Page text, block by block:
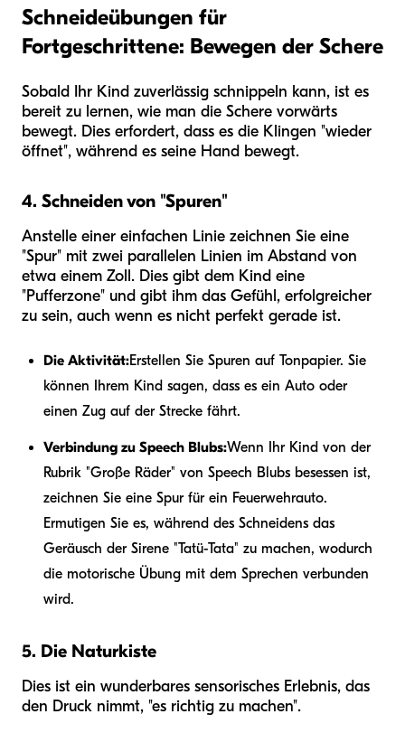
Schneideübungen für
Fortgeschrittene: Bewegen der Schere
Sobald Ihr Kind zuverlässig schnippeln kann, ist es
bereit zu lernen, wie man die Schere vorwärts
bewegt. Dies erfordert, dass es die Klingen "wieder
öffnet", während es seine Hand bewegt.
4. Schneiden von "Spuren"
Anstelle einer einfachen Linie zeichnen Sie eine
"Spur" mit zwei parallelen Linien im Abstand von
etwa einem Zoll. Dies gibt dem Kind eine
"Pufferzone" und gibt ihm das Gefühl, erfolgreicher
zu sein, auch wenn es nicht perfekt gerade ist.
Die Aktivität:Erstellen Sie Spuren auf Tonpapier. Sie
können Ihrem Kind sagen, dass es ein Auto oder
einen Zug auf der Strecke fährt.
Verbindung zu Speech Blubs:Wenn Ihr Kind von der
Rubrik "Große Räder" von Speech Blubs besessen ist,
zeichnen Sie eine Spur für ein Feuerwehrauto.
Ermutigen Sie es, während des Schneidens das
Geräusch der Sirene "Tatü-Tata" zu machen, wodurch
die motorische Übung mit dem Sprechen verbunden
wird.
5. Die Naturkiste
Dies ist ein wunderbares sensorisches Erlebnis, das
den Druck nimmt, "es richtig zu machen".